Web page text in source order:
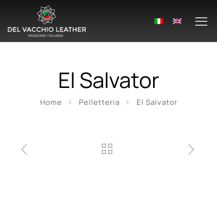
El Salvator
Home Pelletteria El Salvator